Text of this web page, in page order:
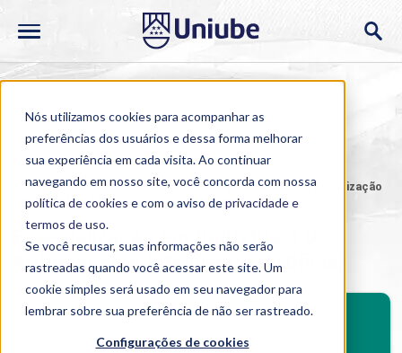
Nós utilizamos cookies para acompanhar as
preferências dos usuários e dessa forma melhorar
sua experiência em cada visita. Ao continuar
navegando em nosso site, você concorda com nossa
política de cookies e com o aviso deprivacidade e
termos de uso.
Se você recusar, suas informações não serão
rastreadas quando você acessar este site. Um
cookie simples será usado em seu navegador para
lembrar sobre sua preferência de não ser rastreado.
Configurações de cookies
Home > Cursos > Presencial > Pós-graduação >Especialização
em Indústria 4.0: Automação e Inteligência Artificial
Especialização em Indústria 4.0:
Automação e Inteligência Artificial
Investimento
BENEFÍCIOS
Benefícios pós-graduação